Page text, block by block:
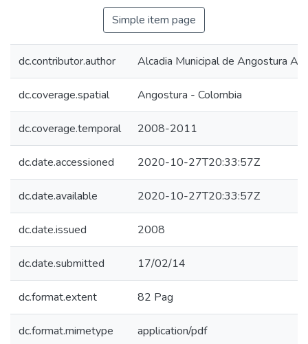
Simple item page
dc.contributor.author Alcadia Municipal de Angostura
dc.coverage.spatial Angostura - Colombia
dc.coverage.temporal 2008-2011
dc.date.accessioned 2020-10-27T20:33:57Z
dc.date.available 2020-10-27T20:33:57Z
dc.date.issued 2008
dc.date.submitted 17/02/14
dc.format.extent 82 Pag
dc.format.mimetype application/pdf